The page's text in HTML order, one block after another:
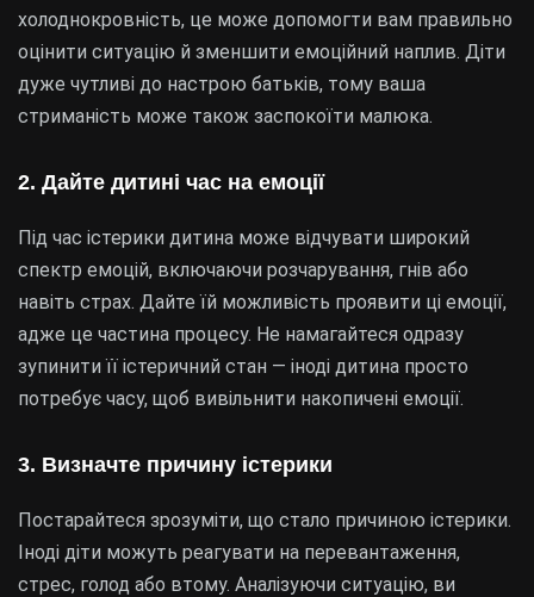
холоднокровність, це може допомогти вам правильно
оцінити ситуацію й зменшити емоційний наплив. Діти
дуже чутливі до настрою батьків, тому ваша
стриманість може також заспокоїти малюка.
2. Дайте дитині час на емоції
Під час істерики дитина може відчувати широкий
спектр емоцій, включаючи розчарування, гнів або
навіть страх. Дайте їй можливість проявити ці емоції,
адже це частина процесу. Не намагайтеся одразу
зупинити її істеричний стан — іноді дитина просто
потребує часу, щоб вивільнити накопичені емоції.
3. Визначте причину істерики
Постарайтеся зрозуміти, що стало причиною істерики.
Іноді діти можуть реагувати на перевантаження,
стрес, голод або втому. Аналізуючи ситуацію, ви